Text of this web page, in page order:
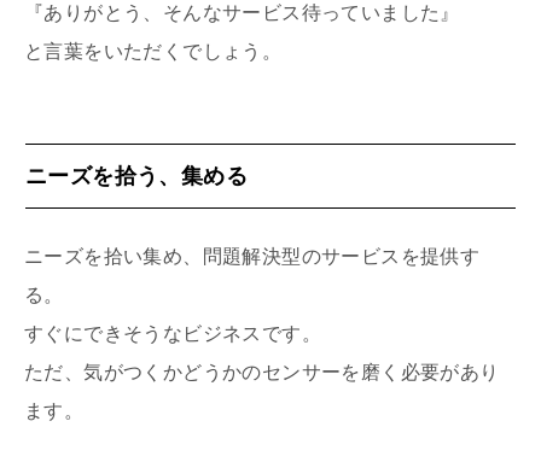
『ありがとう、そんなサービス待っていました』
と言葉をいただくでしょう。
ニーズを拾う、集める
ニーズを拾い集め、問題解決型のサービスを提供す
る。
すぐにできそうなビジネスです。
ただ、気がつくかどうかのセンサーを磨く必要があり
ます。